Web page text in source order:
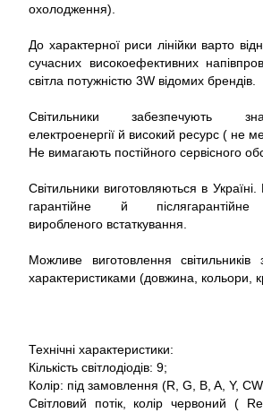
охолодження).
До характерної риси лінійки варто
сучасних високоефективних
світла потужністю 3W відомих брендів.
Світильники забезпечують
електроенергії й високий ресурс ( не
Не вимагають постійного сервісного
Світильники виготовляються в
гарантійне й післягарантійне
виробленого встаткування.
Можливе виготовлення світильників
характеристиками (довжина, кольори,
Технічні характеристики:
Кількість світлодіодів: 9;
Колір: під замовлення (R, G, B, A, Y,
Світловий потік, колір червоний (